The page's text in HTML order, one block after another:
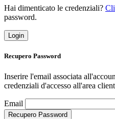
Hai dimenticato le credenziali?
password.
Login
Recupero Password
Inserire l'email associata
credenziali d'accesso all'area
Loading...
Email
Recupero Password